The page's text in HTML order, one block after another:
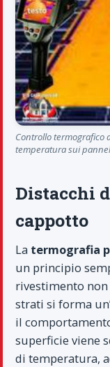
Controllo termografico
temperatura sui
Distacchi
cappotto
La termografia
un principio
rivestimento
strati si forma
il
superficie viene
di temperatura,